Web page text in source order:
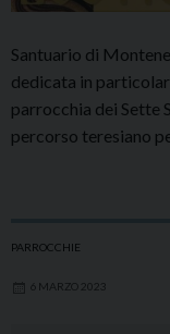
Santuario di
dedicata in
parrocchia dei Sette
percorso teresiano
PARROCCHIE
6 MARZO 2023